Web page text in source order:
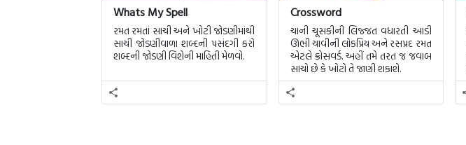
Whats My Spell
રમત રમતાં સાચી અને ખોટી જોડણીમાંથી
સાચી જોડણીવાળા શબ્દની પસંદગી કરો
શબ્દની જોડણી વિશેની માહિતી મેળવો.
Crossword
ચાની ચૂસકીની લિજ્જત વધારતી આડી
ઊભી ચાવીની લોકપ્રિય અને રસપ્રદ રમત
એટલે ક્રોસવર્ડ. અહીં તમે તરત જ જવાબ
સાચો છે કે ખોટો તે જાણી શકાશે.